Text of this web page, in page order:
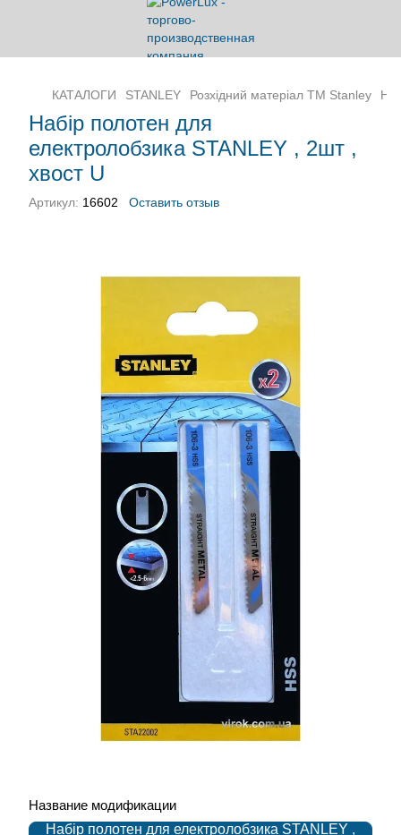
КАТАЛОГИ STANLEY Розхідний матеріал ТМ Stanley
Набір полотен для
електролобзика STANLEY , 2шт ,
хвост U
Артикул: 16602 Оставить отзыв
Название модификации
Набір полотен для електролобзика STANLEY ,